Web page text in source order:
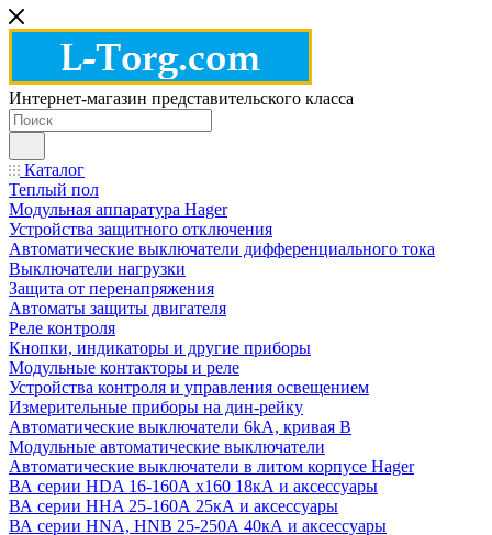
Интернет-магазин представительского класса
Каталог
Теплый пол
Модульная аппаратура Hager
Устройства защитного отключения
Автоматические выключатели дифференциального тока
Выключатели нагрузки
Защита от перенапряжения
Автоматы защиты двигателя
Реле контроля
Кнопки, индикаторы и другие приборы
Модульные контакторы и реле
Устройства контроля и управления освещением
Измерительные приборы на дин-рейку
Автоматические выключатели 6kA, кривая В
Модульные автоматические выключатели
Автоматические выключатели в литом корпусе Hager
ВА серии HDA 16-160А x160 18кА и аксессуары
ВА серии HHA 25-160А 25кА и аксессуары
ВА серии HNA, HNB 25-250А 40кА и аксессуары